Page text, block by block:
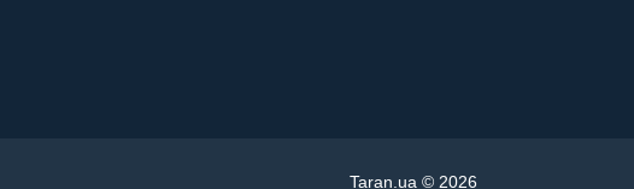
Taran.ua © 2026